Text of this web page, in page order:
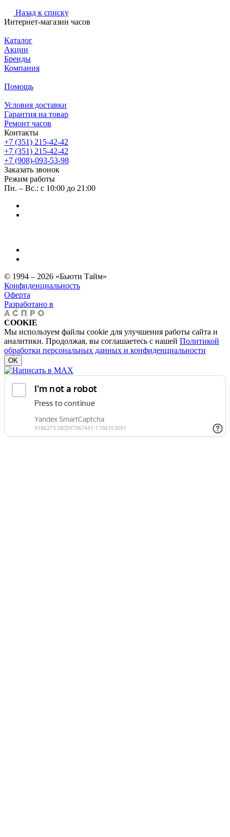
Назад к списку
Интернет-магазин часов
Каталог
Акции
Бренды
Компания
Помощь
Условия доставки
Гарантия на товар
Ремонт часов
Контакты
+7 (351) 215-42-42
+7 (351) 215-42-42
+7 (908)-093-53-98
Заказать звонок
Режим работы
Пн. – Вс.: с 10:00 до 21:00
© 1994 – 2026 «Бьюти Тайм»
Конфиденциальность
Оферта
Разработано в
COOKIE
Мы используем файлы cookie для улучшения работы сайта и
аналитики. Продолжая, вы соглашаетесь с нашей Политикой
обработки персональных данных и конфиденциальности
OK